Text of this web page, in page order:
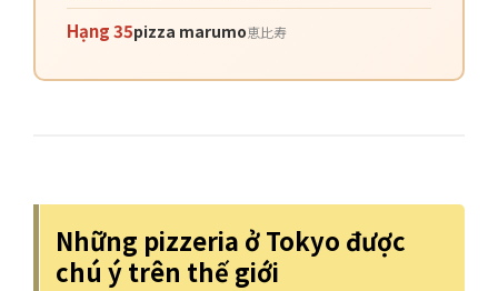
Hạng 35pizza marumo恵比寿
Những pizzeria ở Tokyo được
chú ý trên thế giới